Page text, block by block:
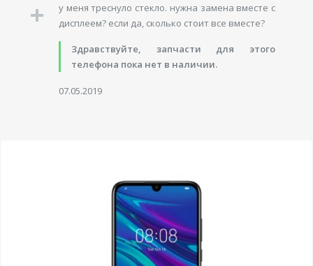
у меня треснуло стекло. нужна замена вместе с
дисплеем? если да, сколько стоит все вместе?
Здравствуйте, запчасти для этого
телефона пока нет в наличии.
07.05.2019